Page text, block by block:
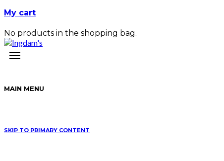
My cart
No products in the shopping bag.
MAIN MENU
SKIP TO PRIMARY CONTENT